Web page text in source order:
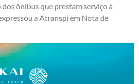
ônibus que prestam serviço à
a Atranspi em Nota de